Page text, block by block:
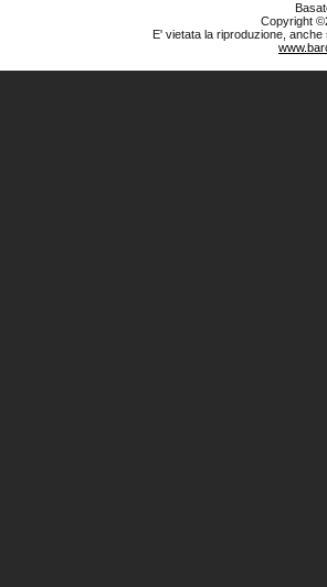
Copyright
E' vietata la riproduzione,